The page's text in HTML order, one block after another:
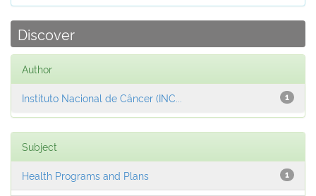
Discover
Author
1
Instituto Nacional de Câncer (INC...
Subject
1
Health Programs and Plans